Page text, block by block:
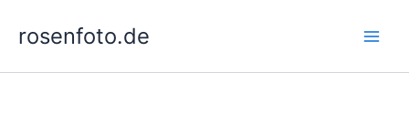
Inhaltrosenfoto.de